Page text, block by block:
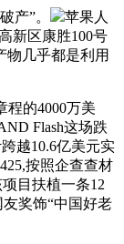
产”。
苹果人
新区康胜100号
物几乎都是利用
的4000万美
Flash这场跌
越10.6亿美元实
按照企查查材
目扶植一条12
奖饰“中国好老